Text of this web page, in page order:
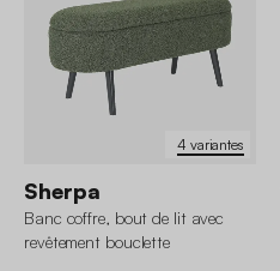
4 variantes
Sherpa
Banc coffre, bout de lit avec
revêtement bouclette